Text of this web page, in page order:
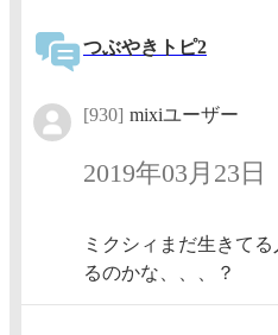
つぶやきトピ2
[930] mixiユーザー
2019年03月23日
ミクシィまだ生きて
るのかな、、、？